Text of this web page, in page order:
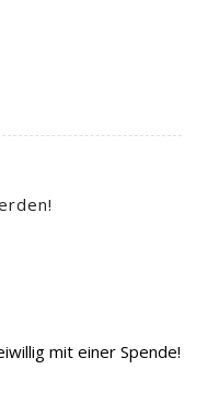
mit einer Spende!